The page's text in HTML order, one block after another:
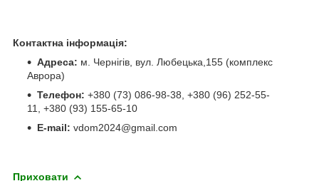
Контактна інформація:
Адреса: м. Чернігів, вул. Любецька,155 (комплекс
Аврора)
Телефон: +380 (73) 086-98-38, +380 (96) 252-55-
11, +380 (93) 155-65-10
E-mail: vdom2024@gmail.com
Приховати